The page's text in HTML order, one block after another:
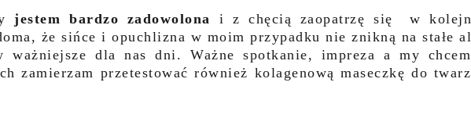
jestem bardzo zadowolona i z chęcią zaopatrzę się w
że sińce i opuchlizna w moim przypadku nie znikną na stałe
ważniejsze dla nas dni. Ważne spotkanie, impreza a my
zamierzam przetestować również kolagenową maseczkę do